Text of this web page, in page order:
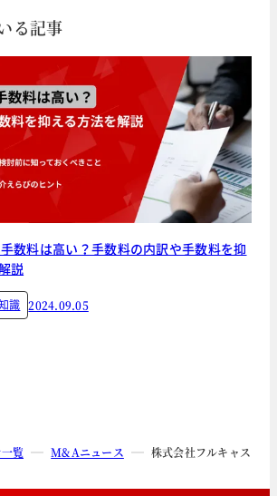
る記事
数料は高い？手数料の内訳や手数料を抑
説
識 2024.09.05
覧 M&Aニュース 株式会社フルキャスト